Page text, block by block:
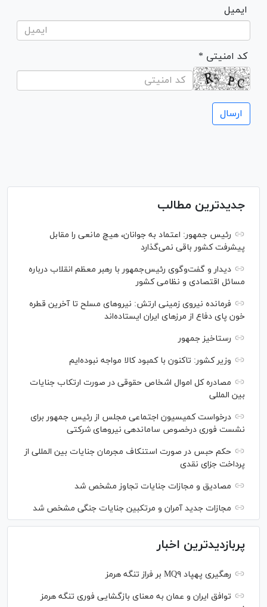
ایمیل
* کد امنیتی
جدیدترین مطالب
رئیس جمهور: اعتماد به جوانان، هیچ مانعی را مقابل
پیشرفت کشور باقی نمی‌گذارد
دیدار و گفت‌‌وگوی رئیس‌جمهور با رهبر معظم انقلاب درباره
مسائل اقتصادی و نظامی کشور
فرمانده نیروی زمینی ارتش: نیرو‌های مسلح تا آخرین قطره
خون پای دفاع از مرز‌های ایران ایستاده‌اند
رستاخیز جمهور
وزیر کشور: تاکنون با کمبود کالا مواجه نبوده‌ایم
مصادره کل اموال اشخاص حقوقی در صورت ارتکاب جنایات
بین المللی
درخواست کمیسیون اجتماعی مجلس از رئیس جمهور برای
نشست فوری درخصوص ساماندهی نیرو‌های شرکتی
حکم حبس در صورت استنکاف مجرمان جنایات بین المللی از
پرداخت جزای نقدی
مصادیق و مجازات جنایات تجاوز مشخص شد
مجازات جدید آمران و مرتکبین جنایات جنگی مشخص شد
پربازدیدترین اخبار
رهگیری پهپاد MQ۹ بر فراز تنگه هرمز
توافق ایران و عمان به معنای بازگشایی فوری تنگه هرمز